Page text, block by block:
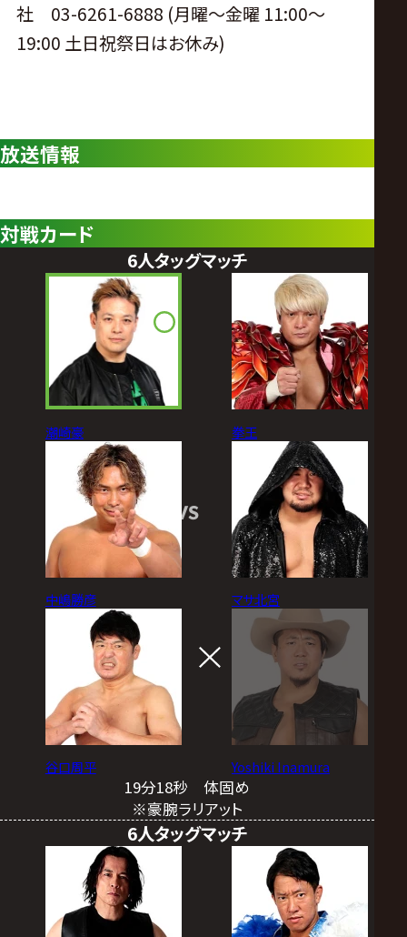
社 03-6261-6888 (月曜〜金曜 11:00〜
19:00 土日祝祭日はお休み)
放送情報
対戦カード
6人タッグマッチ
潮崎豪
中嶋勝彦
谷口周平
VS
拳王
マサ北宮
Yoshiki Inamura
19分18秒 体固め
※豪腕ラリアット
6人タッグマッチ